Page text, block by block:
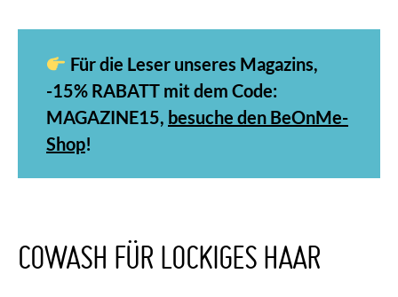
Für die Leser unseres Magazins,
-15% RABATT mit dem Code:
MAGAZINE15, besuche den BeOnMe-
Shop!
COWASH FÜR LOCKIGES HAAR